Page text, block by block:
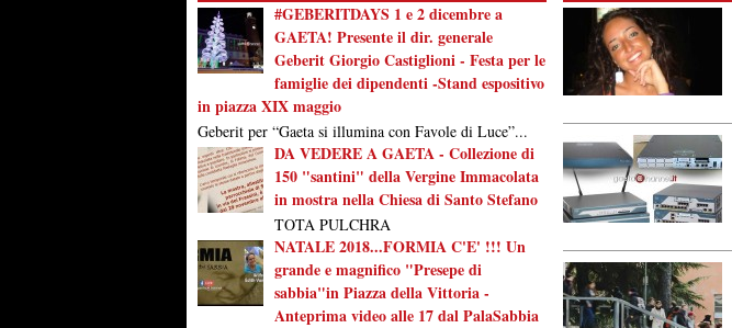
#GEBERITDAYS 1 e 2 dicembre a
GAETA! Presente il dir. generale
Geberit Giorgio Castiglioni - Festa per le
famiglie dei dipendenti -Stand espositivo
in piazza XIX maggio
Geberit per “Gaeta si illumina con Favole di Luce”...
DA VEDERE A GAETA - Collezione di
150 "santini" della Vergine Immacolata
in mostra nella Chiesa di Santo Stefano
TOTA PULCHRA
NATALE 2018...FORMIA C'E' !!! Un
grande e magnifico "Presepe di
sabbia"in Piazza della Vittoria -
Anteprima video alle 17 dal PalaSabbia